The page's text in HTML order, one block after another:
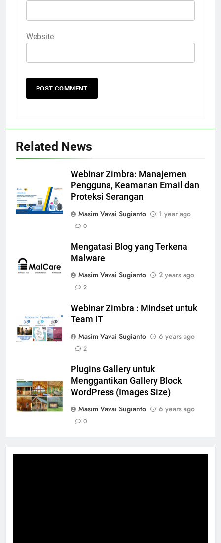
Website
Related News
Webinar Zimbra: Manajemen
Pengguna, Keamanan Email dan
Proteksi Serangan
Masim Vavai Sugianto
1 year ago
0
Mengatasi Blog yang Terkena
Malware
Masim Vavai Sugianto
2 years ago
2
Webinar Zimbra : Mindset untuk
Team IT
Masim Vavai Sugianto
6 years ago
2
Plugins Gallery untuk
Menggantikan Gallery Block
WordPress (Images Size)
Masim Vavai Sugianto
6 years ago
0